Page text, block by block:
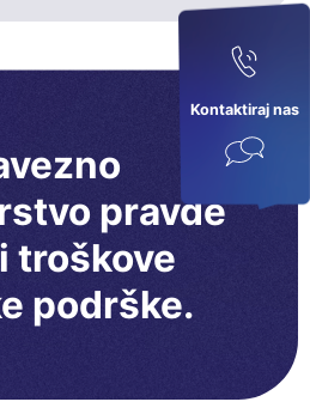
Kontaktiraj nas
pravde
troškove
podrške.